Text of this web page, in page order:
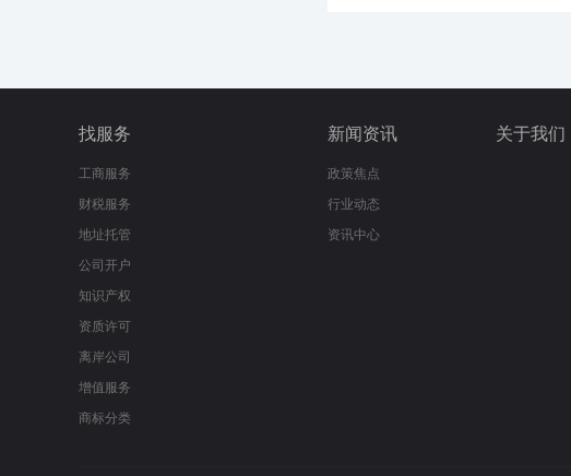
找服务
工商服务
财税服务
地址托管
公司开户
知识产权
资质许可
离岸公司
增值服务
商标分类
新闻资讯
政策焦点
行业动态
资讯中心
关于我们